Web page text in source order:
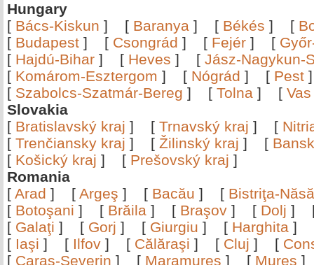
Hungary
[ Bács-Kiskun ] [ Baranya ] [ Békés ] [
[ Budapest ] [ Csongrád ] [ Fejér ] [
[ Hajdú-Bihar ] [ Heves ] [ Jász-Nagykun-
[ Komárom-Esztergom ] [ Nógrád ] [ Pest
[ Szabolcs-Szatmár-Bereg ] [ Tolna ] [ Vas
Slovakia
[ Bratislavský kraj ] [ Trnavský kraj ] [
[ Trenčiansky kraj ] [ Žilinský kraj ] [
[ Košický kraj ] [ Prešovský kraj ]
Romania
[ Arad ] [ Argeş ] [ Bacău ] [ Bistriţa-
[ Botoşani ] [ Brăila ] [ Braşov ] [ Dolj ]
[ Galaţi ] [ Gorj ] [ Giurgiu ] [ Harghita ]
[ Iaşi ] [ Ilfov ] [ Călăraşi ] [ Cluj ] [
[ Caraş-Severin ] [ Maramureş ] [ Mureş